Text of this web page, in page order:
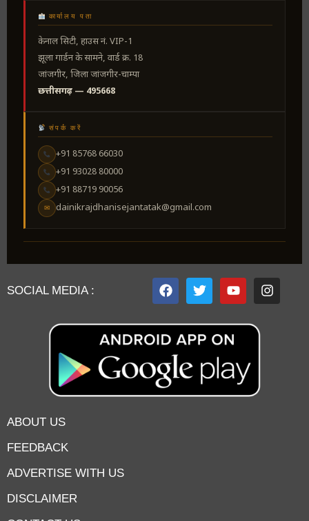
कार्यालय पता
केनाल सिटी, हाउस नं. VIP-1
झूला गार्डन के सामने, वार्ड क्र. 18
जांजगीर, जिला जांजगीर-चाम्पा
छत्तीसगढ़ — 495668
संपर्क करें
+91 85768 66030
+91 93028 80000
+91 88719 90056
✉ dainikrajdhanisejantatak@gmail.com
SOCIAL MEDIA :
ABOUT US
FEEDBACK
ADVERTISE WITH US
DISCLAIMER